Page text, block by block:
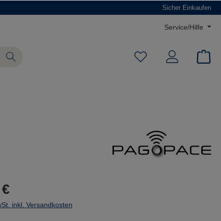
Sicher Einkaufen
Service/Hilfe
inkl. Versandkosten